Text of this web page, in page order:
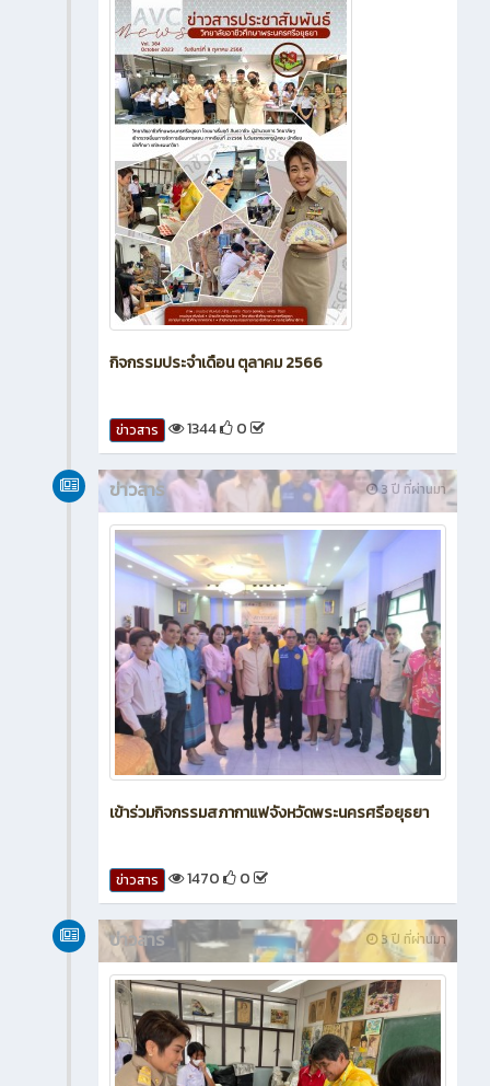
กิจกรรมประจำเดือน ตุลาคม 2566
ข่าวสาร 1344 0
3 ปี ที่ผ่านมา
ข่าวสาร
เข้าร่วมกิจกรรมสภากาแฟจังหวัดพระนครศรีอยุธยา
ข่าวสาร 1470 0
3 ปี ที่ผ่านมา
ข่าวสาร